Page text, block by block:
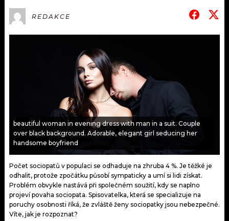
KALENDÁŘ
MIX
OSTATNÍ
PROGRAM
REDAKCE
beautiful woman in evening dress with man in a suit. Couple
over black background. Adorable, elegant girl seducing her
handsome boyfriend
Počet sociopatů v populaci se odhaduje na zhruba 4 %. Je těžké je
odhalit, protože zpočátku působí sympaticky a umí si lidi získat.
Problém obvykle nastává při společném soužití, kdy se naplno
projeví povaha sociopata. Spisovatelka, která se specializuje na
poruchy osobnosti říká, že zvláště ženy sociopatky jsou nebezpečné.
Víte, jak je rozpoznat?